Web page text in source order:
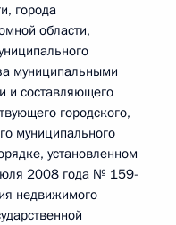
города
области,
муниципальными
и составляющего
городского,
муниципального
установленном
2008 года № 159-
недвижимого